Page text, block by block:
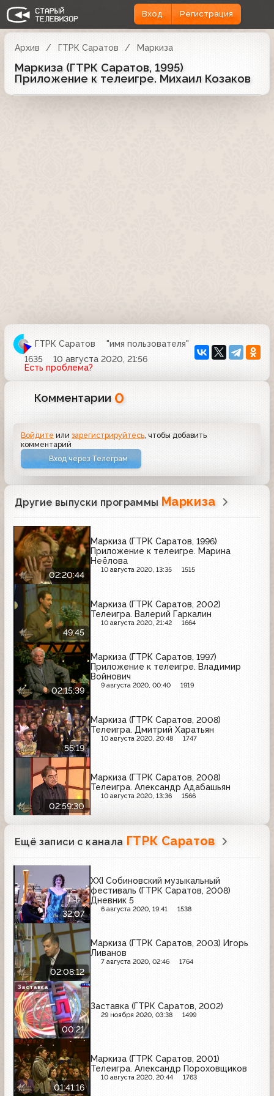
Вход Регистрация
Архив ГТРК Саратов Маркиза
Маркиза (ГТРК Саратов, 1995)
Приложение к телеигре. Михаил Козаков
ГТРК Саратов
"имя пользователя"
1635
10 августа 2020, 21:56
Есть проблема?
Комментарии 0
Войдите илизарегистрируйтесь , чтобы добавить
комментарий
Вход через Телеграм
Другие выпуски программы Маркиза
02:20:44
Маркиза (ГТРК Саратов, 1996)
Приложение к телеигре. Марина
Неёлова
10 августа 2020, 13:35 1515
49:45
Маркиза (ГТРК Саратов, 2002)
Телеигра. Валерий Гаркалин
10 августа 2020, 21:42 1664
02:15:39
Маркиза (ГТРК Саратов, 1997)
Приложение к телеигре. Владимир
Войнович
9 августа 2020, 00:40 1919
55:19
Маркиза (ГТРК Саратов, 2008)
Телеигра. Дмитрий Харатьян
10 августа 2020, 20:48 1747
02:59:30
Маркиза (ГТРК Саратов, 2008)
Телеигра. Александр Адабашьян
10 августа 2020, 13:36 1566
Ещё записи с канала ГТРК Саратов
32:07
XXI Собиновский музыкальный
фестиваль (ГТРК Саратов, 2008)
Дневник 5
6 августа 2020, 19:41 1538
02:08:12
Маркиза (ГТРК Саратов, 2003) Игорь
Ливанов
7 августа 2020, 02:46 1764
00:21
Заставка (ГТРК Саратов, 2002)
29 ноября 2020, 03:38 1499
Заставка
01:41:16
Маркиза (ГТРК Саратов, 2001)
Телеигра. Александр Пороховщиков
10 августа 2020, 20:44 1763